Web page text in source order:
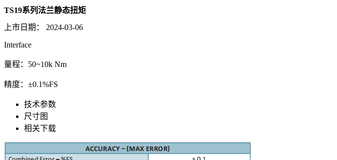
TS19系列法兰静态扭矩
上市日期： 2024-03-06
Interface
量程：50~10k Nm
精度：±0.1%FS
技术参数
尺寸图
相关下载